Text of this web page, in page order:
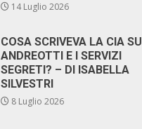
14 Luglio 2026
COSA SCRIVEVA LA CIA SU
ANDREOTTI E I SERVIZI
SEGRETI? – DI ISABELLA
SILVESTRI
8 Luglio 2026